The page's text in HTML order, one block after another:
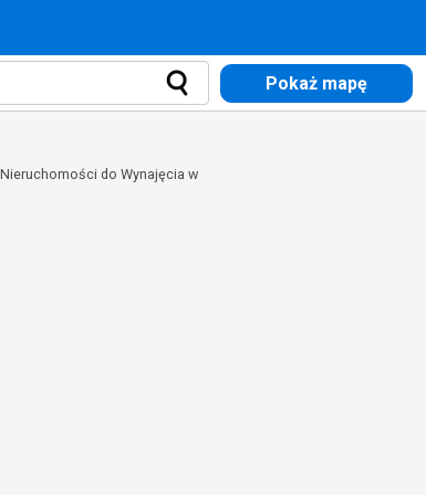
Pokaż mapę
Nieruchomości do Wynajęcia w